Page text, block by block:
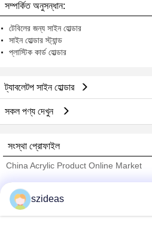
সম্পর্কিত অনুসন্ধান:
টেবিলের জন্য সাইন হোল্ডার
সাইন হোল্ডার স্ট্যান্ড
প্লাস্টিক কার্ড হোল্ডার
ট্যাবলেটপ সাইন হোল্ডার
সকল পণ্য দেখুন
সংস্থা প্রোফাইল
China Acrylic Product Online Market
Trust Seal
szideas